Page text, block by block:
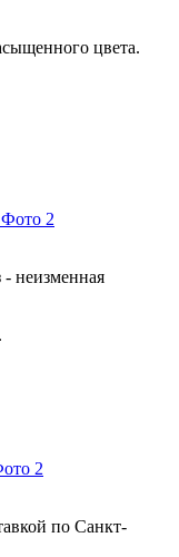
цвета.
неизменная
по Санкт-